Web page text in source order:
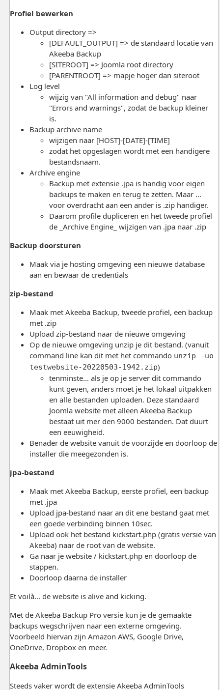
Profiel bewerken
Output directory =>
[DEFAULT_OUTPUT] => de standaard locatie van
Akeeba Backup
[SITEROOT] => Joomla root directory
[PARENTROOT] => mapje hoger dan siteroot
Log level
wijzig van "All information and debug" naar
"Errors and warnings", zodat de backup kleiner
is.
Backup archive name
wijzigen naar [HOST]-[DATE]-[TIME]
zodat het opgeslagen wordt met een handigere
bestandsnaam.
Archive engine
Backup met extensie .jpa is handig voor eigen
backups te maken en terug te zetten. Maar ...
voor overdracht aan een ander is .zip handiger.
Daarom profile dupliceren en het tweede profiel
de _Archive Engine_ wijzigen van .jpa naar .zip
Backup doorsturen
Maak via je hosting omgeving een nieuwe database
aan en bewaar de credentials
zip-bestand
Maak met Akeeba Backup, tweede profiel, een backup
met .zip
Upload zip-bestand naar de nieuwe omgeving
Op de nieuwe omgeving unzip je dit bestand. (vanuit
command line kan dit met het commando unzip -uo
testwebsite-20220503-1942.zip)
tenminste... als je op je server dit commando
kunt geven, anders moet je het lokaal uitpakken
en alle bestanden uploaden. Deze standaard
Joomla website met alleen Akeeba Backup
bestaat uit mer den 9000 bestanden. Dat duurt
een eeuwigheid.
Benader de website vanuit de voorzijde en doorloop de
installer die meegezonden is.
jpa-bestand
Maak met Akeeba Backup, eerste profiel, een backup
met .jpa
Upload jpa-bestand naar an dit ene bestand gaat met
een goede verbinding binnen 10sec.
Upload ook het bestand kickstart.php (gratis versie van
Akeeba) naar de root van de website.
Ga naar je website / kickstart.php en doorloop de
stappen.
Doorloop daarna de installer
Et voilà... de website is alive and kicking.
Met de Akeeba Backup Pro versie kun je de gemaakte
backups wegschrijven naar een externe omgeving.
Voorbeeld hiervan zijn Amazon AWS, Google Drive,
OneDrive, Dropbox en meer.
Akeeba AdminTools
Steeds vaker wordt de extensie Akeeba AdminTools